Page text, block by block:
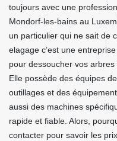
toujours avec une
Mondorf-les-bains au
un particulier qui ne sait de
elagage c’est une
pour dessoucher vos
Elle possède des équipes
outillages et des
aussi des machines
rapide et fiable. Alors,
contacter pour savoir les